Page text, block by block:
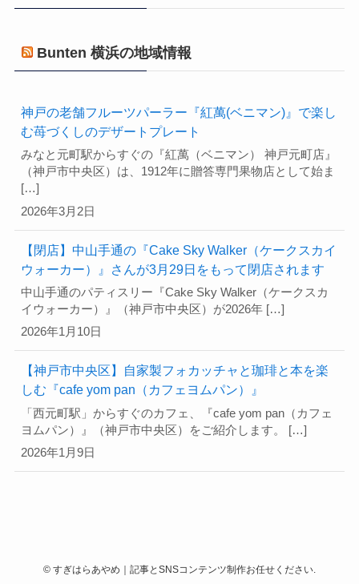
Bunten 横浜の地域情報
神戸の老舗フルーツパーラー『紅萬(ベニマン)』で楽し
む苺づくしのデザートプレート
2026年3月2日
みなと元町駅からすぐの『紅萬（ベニマン） 神戸元町店』
（神戸市中央区）は、1912年に贈答専門果物店として始ま
[…]
【閉店】中山手通の『Cake Sky Walker（ケークスカイ
ウォーカー）』さんが3月29日をもって閉店されます
2026年1月10日
中山手通のパティスリー『Cake Sky Walker（ケークスカ
イウォーカー）』（神戸市中央区）が2026年 […]
【神戸市中央区】自家製フォカッチャと珈琲と本を楽
しむ『cafe yom pan（カフェヨムパン）』
2026年1月9日
「西元町駅」からすぐのカフェ、『cafe yom pan（カフェ
ヨムパン）』（神戸市中央区）をご紹介します。 […]
© すぎはらあやめ｜記事とSNSコンテンツ制作お任せください.